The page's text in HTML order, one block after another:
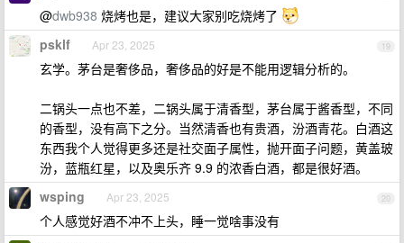
@dwb938 烧烤也是，建议大家别吃烧烤了
19
psklf Apr 23, 2025
玄学。茅台是奢侈品，奢侈品的好是不能用逻辑分析的。
二锅头一点也不差，二锅头属于清香型，茅台属于酱香型，不同
的香型，没有高下之分。当然清香也有贵酒，汾酒青花。白酒这
东西我个人觉得更多还是社交面子属性，抛开面子问题，黄盖玻
汾，蓝瓶红星，以及奥乐齐 9.9 的浓香白酒，都是很好酒。
20
wsping Apr 23, 2025
个人感觉好酒不冲不上头，睡一觉啥事没有